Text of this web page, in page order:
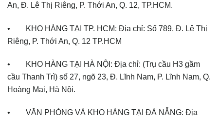
An, Đ. Lê Thị Riêng, P. Thới An, Q. 12, TP.HCM.
• KHO HÀNG TẠI TP. HCM: Địa chỉ: Số 789, Đ. Lê Thị
Riêng, P. Thới An, Q. 12 TP.HCM
• KHO HÀNG TẠI HÀ NỘI: Địa chỉ: (Trụ cầu H3 gầm
cầu Thanh Trì) số 27, ngõ 23, Đ. Lĩnh Nam, P. Lĩnh Nam, Q.
Hoàng Mai, Hà Nội.
• VĂN PHÒNG VÀ KHO HÀNG TẠI ĐÀ NẴNG: Địa